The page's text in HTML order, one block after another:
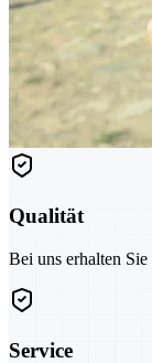
Qualität
Bei uns erhalten
Service